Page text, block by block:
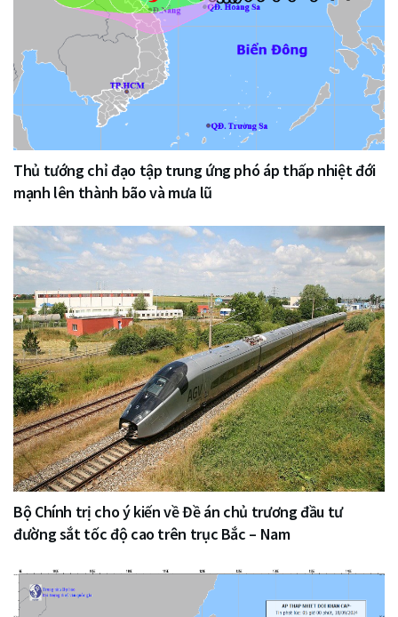
Thủ tướng chỉ đạo tập trung ứng phó áp thấp nhiệt đới
mạnh lên thành bão và mưa lũ
Bộ Chính trị cho ý kiến về Đề án chủ trương đầu tư
đường sắt tốc độ cao trên trục Bắc – Nam